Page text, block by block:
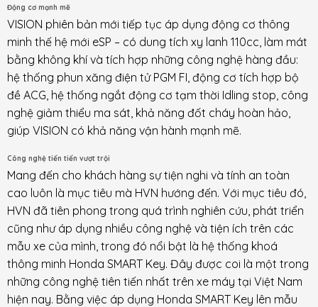
Động cơ mạnh mẽ
VISION phiên bản mới tiếp tục áp dụng động cơ thông
minh thế hệ mới eSP – có dung tích xy lanh 110cc, làm mát
bằng không khí và tích hợp những công nghệ hàng đầu:
hệ thống phun xăng điện tử PGM FI, động cơ tích hợp bộ
đề ACG, hệ thống ngắt động cơ tạm thời Idling stop, công
nghệ giảm thiểu ma sát, khả năng đốt cháy hoàn hảo,
giúp VISION có khả năng vận hành mạnh mẽ.
Công nghệ tiến tiến vượt trội
Mang đến cho khách hàng sự tiện nghi và tính an toàn
cao luôn là mục tiêu mà HVN hướng đến. Với mục tiêu đó,
HVN đã tiên phong trong quá trình nghiên cứu, phát triển
cũng như áp dụng nhiều công nghệ và tiện ích trên các
mẫu xe của mình, trong đó nổi bật là hệ thống khoá
thông minh Honda SMART Key. Đây được coi là một trong
những công nghệ tiên tiến nhất trên xe máy tại Việt Nam
hiện nay. Bằng việc áp dụng Honda SMART Key lên mẫu